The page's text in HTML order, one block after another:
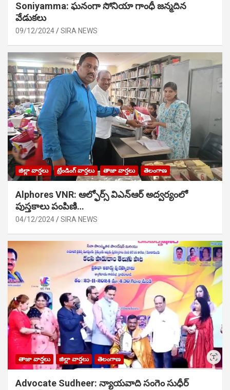
Soniyamma: ఘ‌నంగా సోనియా గాంధీ జ‌న్మ‌దిన
వేడుక‌లు
09/12/2024 SIRA NEWS
జిల్లా వార్తలు ట్రేండింగ్ వార్తలు తాజా వార్తలు తెలంగాణ
Alphores VNR: ఆల్ఫోర్స్ విఎన్ఆర్ అద్వర్యంలో
పుస్తకాలు పంపిణి…
04/12/2024 SIRA NEWS
తాజా వార్తలు జిల్లా వార్తలు తెలంగాణ
Advocate Sudheer: న్యాయవాది సంగెం సుధీర్